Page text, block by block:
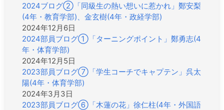
2024ブログ②「同級生の熱い想いに惹かれ」鄭安梨
(4年・教育学部)、金玄樹(4年・政経学部)
2024年12月6日
2024部員ブログ①「ターニングポイント」鄭勇志(4
年・体育学部)
2024年12月5日
2023部員ブログ⑦「学生コーチでキャプテン」呉太
陽(4年・体育学部)
2024年3月3日
2023部員ブログ⑥「木蓮の花」徐仁柱(4年・外国語